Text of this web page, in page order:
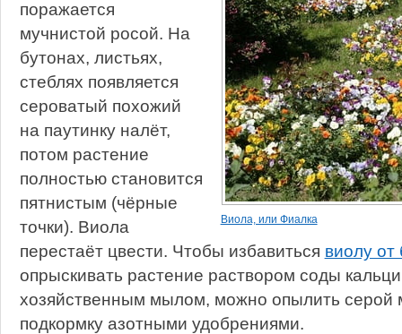
Виола, или Фиалка
поражается
мучнистой росой. На
бутонах, листьях,
стеблях появляется
сероватый похожий
на паутинку налёт,
потом растение
полностью становится
пятнистым (чёрные
точки). Виола
перестаёт цвести. Чтобы избавиться виолу от
опрыскивать растение раствором соды
хозяйственным мылом, можно опылить серой
подкормку азотными удобрениями.